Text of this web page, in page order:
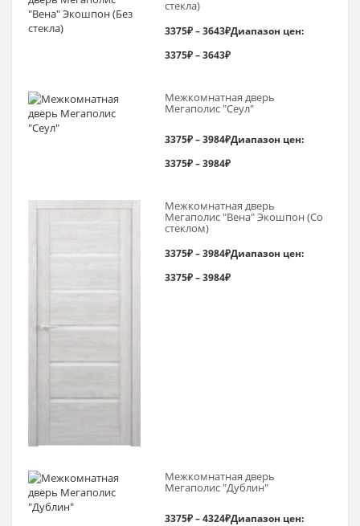
стекла)
3375₽–3643₽Диапазон цен:
3375₽ – 3643₽
Межкомнатная дверь
Мегаполис "Сеул"
3375₽–3984₽Диапазон цен:
3375₽ – 3984₽
Межкомнатная дверь
Мегаполис "Вена" Экошпон (Со
стеклом)
3375₽–3984₽Диапазон цен:
3375₽ – 3984₽
Межкомнатная дверь
Мегаполис "Дублин"
3375₽–4324₽Диапазон цен: